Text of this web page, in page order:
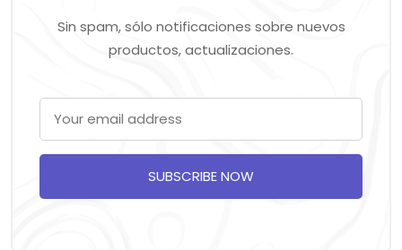
Sin spam, sólo notificaciones sobre nuevos
productos, actualizaciones.
SUBSCRIBE NOW